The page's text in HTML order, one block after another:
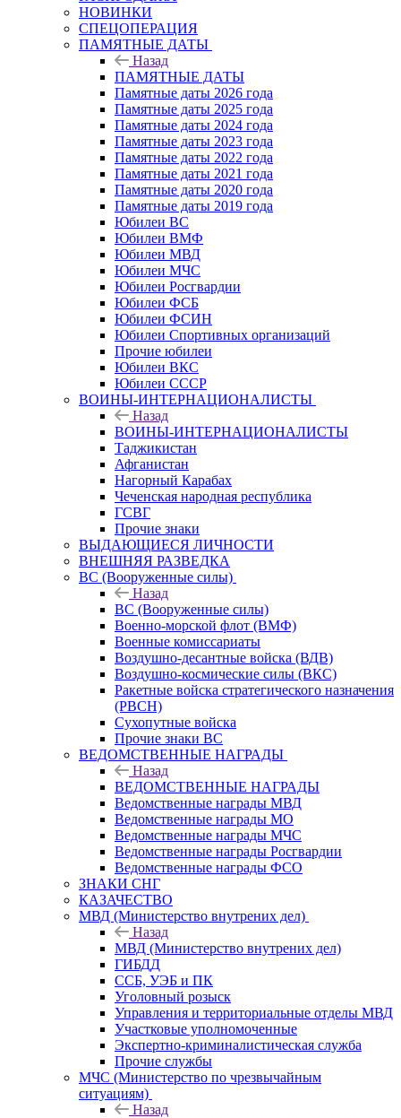
НОВИНКИ
СПЕЦОПЕРАЦИЯ
ПАМЯТНЫЕ ДАТЫ
Назад
ПАМЯТНЫЕ ДАТЫ
Памятные даты 2026 года
Памятные даты 2025 года
Памятные даты 2024 года
Памятные даты 2023 года
Памятные даты 2022 года
Памятные даты 2021 года
Памятные даты 2020 года
Памятные даты 2019 года
Юбилеи ВС
Юбилеи ВМФ
Юбилеи МВД
Юбилеи МЧС
Юбилеи Росгвардии
Юбилеи ФСБ
Юбилеи ФСИН
Юбилеи Спортивных организаций
Прочие юбилеи
Юбилеи ВКС
Юбилеи СССР
ВОИНЫ-ИНТЕРНАЦИОНАЛИСТЫ
Назад
ВОИНЫ-ИНТЕРНАЦИОНАЛИСТЫ
Таджикистан
Афганистан
Нагорный Карабах
Чеченская народная республика
ГСВГ
Прочие знаки
ВЫДАЮЩИЕСЯ ЛИЧНОСТИ
ВНЕШНЯЯ РАЗВЕДКА
ВС (Вооруженные силы)
Назад
ВС (Вооруженные силы)
Военно-морской флот (ВМФ)
Военные комиссариаты
Воздушно-десантные войска (ВДВ)
Воздушно-космические силы (ВКС)
Ракетные войска стратегического назначения
(РВСН)
Сухопутные войска
Прочие знаки ВС
ВЕДОМСТВЕННЫЕ НАГРАДЫ
Назад
ВЕДОМСТВЕННЫЕ НАГРАДЫ
Ведомственные награды МВД
Ведомственные награды МО
Ведомственные награды МЧС
Ведомственные награды Росгвардии
Ведомственные награды ФСО
ЗНАКИ СНГ
КАЗАЧЕСТВО
МВД (Министерство внутрених дел)
Назад
МВД (Министерство внутрених дел)
ГИБДД
ССБ, УЭБ и ПК
Уголовный розыск
Управления и территориальные отделы МВД
Участковые уполномоченные
Экспертно-криминалистическая служба
Прочие службы
МЧС (Министерство по чрезвычайным
ситуациям)
Назад